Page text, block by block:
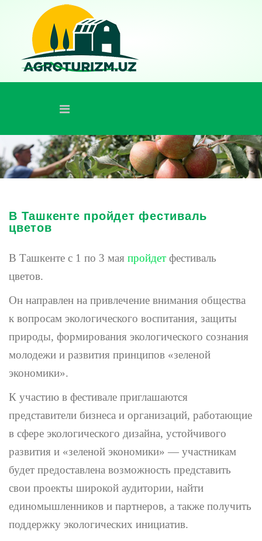
В Ташкенте пройдет фестиваль
цветов
В Ташкенте с 1 по 3 мая пройдет фестиваль
цветов.
Он направлен на привлечение внимания общества
к вопросам экологического воспитания, защиты
природы, формирования экологического сознания
молодежи и развития принципов «зеленой
экономики».
К участию в фестивале приглашаются
представители бизнеса и организаций, работающие
в сфере экологического дизайна, устойчивого
развития и «зеленой экономики» — участникам
будет предоставлена возможность представить
свои проекты широкой аудитории, найти
единомышленников и партнеров, а также получить
поддержку экологических инициатив.